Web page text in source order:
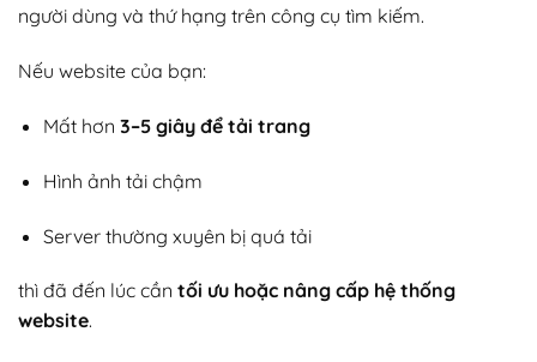
người dùng và thứ hạng trên công cụ tìm kiếm.
Nếu website của bạn:
Mất hơn 3–5 giây để tải trang
Hình ảnh tải chậm
Server thường xuyên bị quá tải
thì đã đến lúc cần tối ưu hoặc nâng cấp hệ thống
website.